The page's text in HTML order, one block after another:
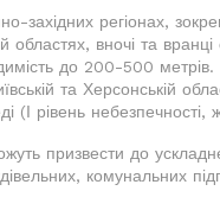
західних регіонах,
областях, вночі та вранці
до 200-500
та Херсонській
(І рівень небезпечності,
призвести до
комунальних